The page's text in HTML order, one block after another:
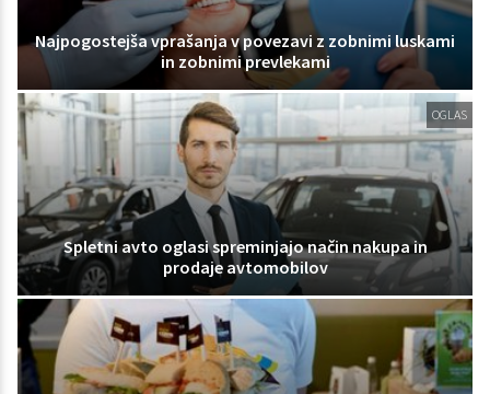
Najpogostejša vprašanja v povezavi z zobnimi luskami
in zobnimi prevlekami
OGLAS
Spletni avto oglasi spreminjajo način nakupa in
prodaje avtomobilov